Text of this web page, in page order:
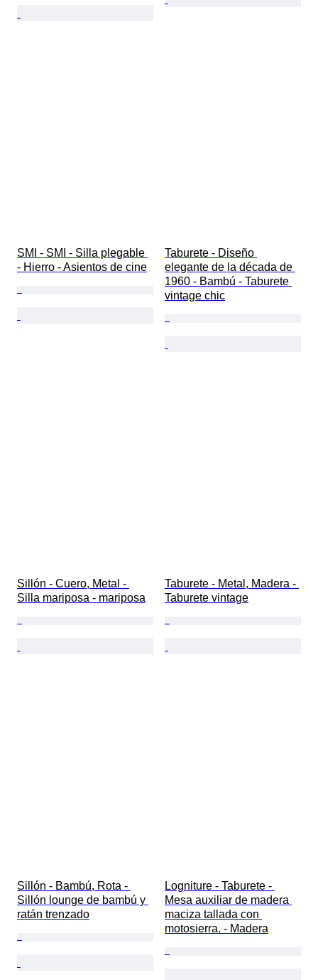
SMI - SMI - Silla plegable
- Hierro - Asientos de cine
Taburete - Diseño
elegante de la década de
1960 - Bambú - Taburete
vintage chic
Sillón - Cuero, Metal -
Silla mariposa - mariposa
Taburete - Metal, Madera -
Taburete vintage
Sillón - Bambú, Rota -
Sillón lounge de bambú y
ratán trenzado
Logniture - Taburete -
Mesa auxiliar de madera
maciza tallada con
motosierra. - Madera